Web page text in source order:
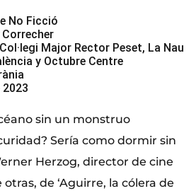
No Ficció
Major Rector Peset, La Nau
y Octubre Centre
2023
sin un monstruo
Sería como dormir sin
Herzog, director de cine
de ‘Aguirre, la cólera de